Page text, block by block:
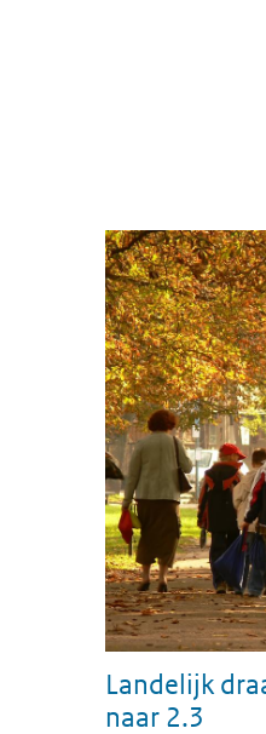
Landelijk
naar 2.3